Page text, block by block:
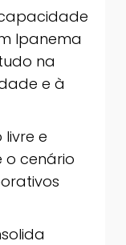
Ipanema
na
e à
livre e
cenário